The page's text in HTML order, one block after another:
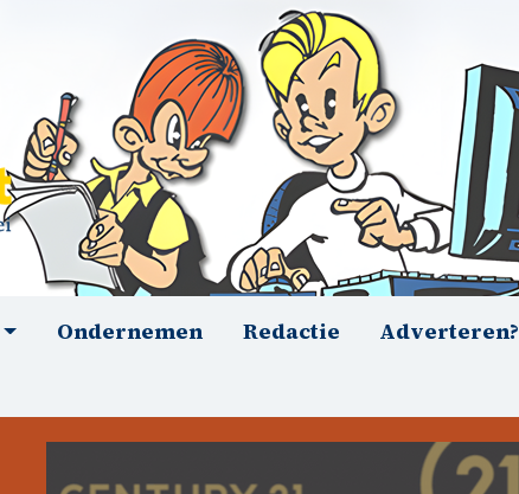
Ondernemen Redactie Adverteren?